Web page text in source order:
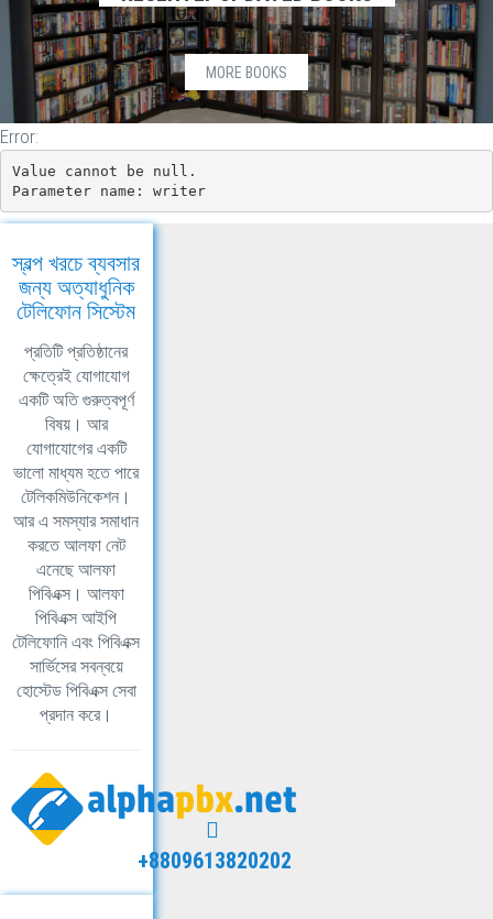
MORE BOOKS
Error:
Value cannot be null.
Parameter name: writer
স্বল্প খরচে ব্যবসার
জন্য অত্যাধুনিক
টেলিফোন সিস্টেম
প্রতিটি প্রতিষ্ঠানের
ক্ষেত্রেই যোগাযোগ
একটি অতি গুরুত্বপূর্ণ
বিষয়। আর
যোগাযোগের একটি
ভালো মাধ্যম হতে পারে
টেলিকমিউনিকেশন।
আর এ সমস্যার সমাধান
করতে আলফা নেট
এনেছে আলফা
পিবিএক্স। আলফা
পিবিএক্স আইপি
টেলিফোনি এবং পিবিএক্স
সার্ভিসের সবন্বয়ে
হোস্টেড পিবিএক্স সেবা
প্রদান করে।
+8809613820202